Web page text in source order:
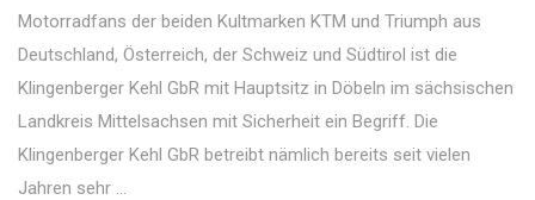
Motorradfans der beiden Kultmarken KTM und Triumph aus
Deutschland, Österreich, der Schweiz und Südtirol ist die
Klingenberger Kehl GbR mit Hauptsitz in Döbeln im sächsischen
Landkreis Mittelsachsen mit Sicherheit ein Begriff. Die
Klingenberger Kehl GbR betreibt nämlich bereits seit vielen
Jahren sehr ...